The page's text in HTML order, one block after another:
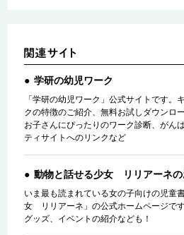
学研の幼児ワーク
「学研の幼児ワーク」公式サイトです。
クの特徴のご紹介、無料お試しダウンロ
お子さんにぴったりのワーク診断、がん
ティサイトへのリンクなど
動物と話せる少女 リリアーネの
いま最も読まれている女の子向けの児童
女 リリアーネ」の公式ホームページで
グッズ、イベントの紹介なども！